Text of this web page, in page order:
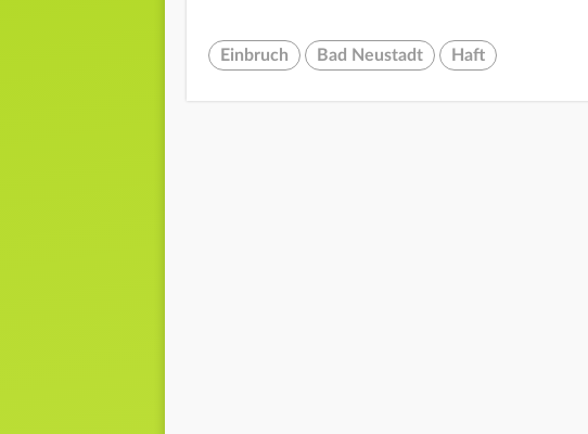
Einbruch Bad Neustadt Haft